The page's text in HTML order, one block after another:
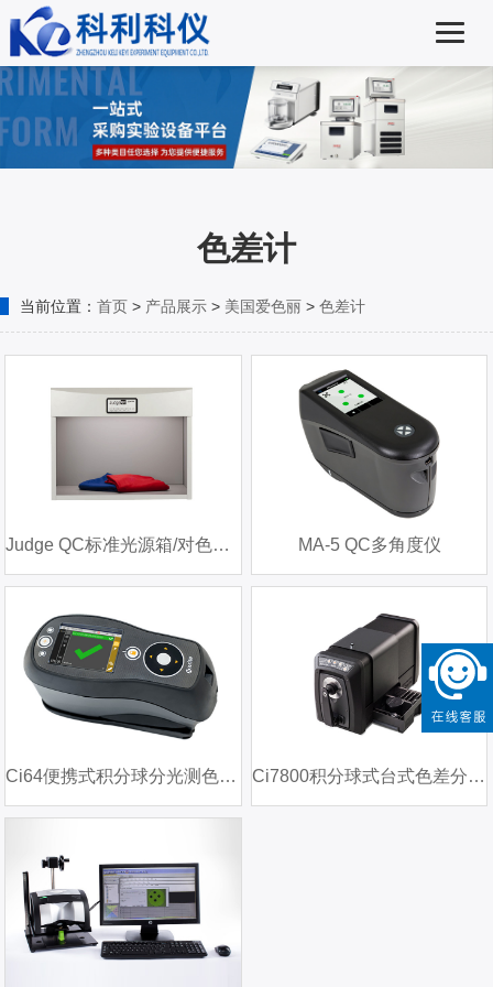
色差计
当前位置： 首页 > 产品展示 > 美国爱色丽 > 色差计
Judge QC标准光源箱/对色灯箱 MA-5 QC多角度仪
Ci64便携式积分球分光测色仪（手持式分光色差仪） Ci7800积分球式台式色差分析仪